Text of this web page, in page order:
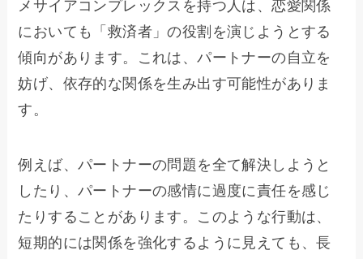
メサイアコンプレックスを持つ人は、恋愛関係
においても「救済者」の役割を演じようとする
傾向があります。これは、パートナーの自立を
妨げ、依存的な関係を生み出す可能性がありま
す。
例えば、パートナーの問題を全て解決しようと
したり、パートナーの感情に過度に責任を感じ
たりすることがあります。このような行動は、
短期的には関係を強化するように見えても、長